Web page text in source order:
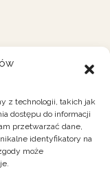
z technologii, takich jak
dostępu do informacji
przetwarzać dane,
identyfikatory na
może